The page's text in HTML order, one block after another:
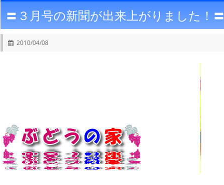
〓３月号の新聞が出来上がりました！〓
2010/04/08